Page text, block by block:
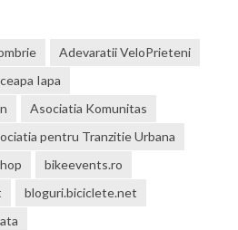
Adevaratii VeloPrieteni
Iapa
Asociatia Komunitas
pentru Tranzitie Urbana
bikeevents.ro
bloguri.biciclete.net